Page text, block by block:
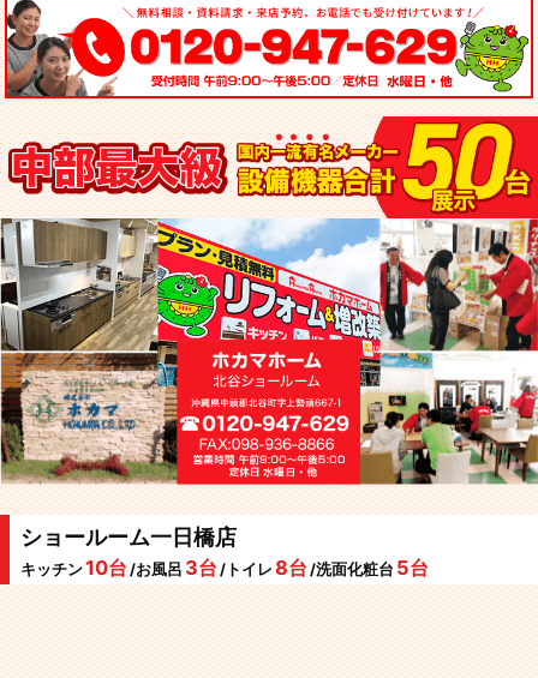
ショールーム一日橋店
キッチン10台 /お風呂 3台 /トイレ 8台 /洗面化粧台 5台